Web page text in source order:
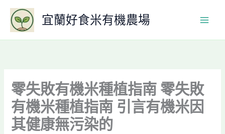
要
宜蘭好食米有機農場
零失敗有機米種植指南 零失敗
有機米種植指南 引言有機米因
其健康無污染的